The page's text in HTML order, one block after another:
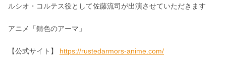
ルシオ・コルテス役として佐藤流司が出演させていただきます
アニメ「錆色のアーマ」
【公式サイト】 https://rustedarmors-anime.com/